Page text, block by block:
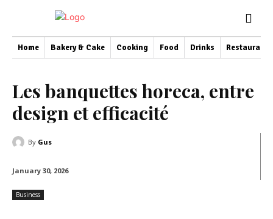
Home Bakery & Cake Cooking Food Drinks Restaurant
Les banquettes horeca, entre
design et efficacité
By Gus
January 30, 2026
Business